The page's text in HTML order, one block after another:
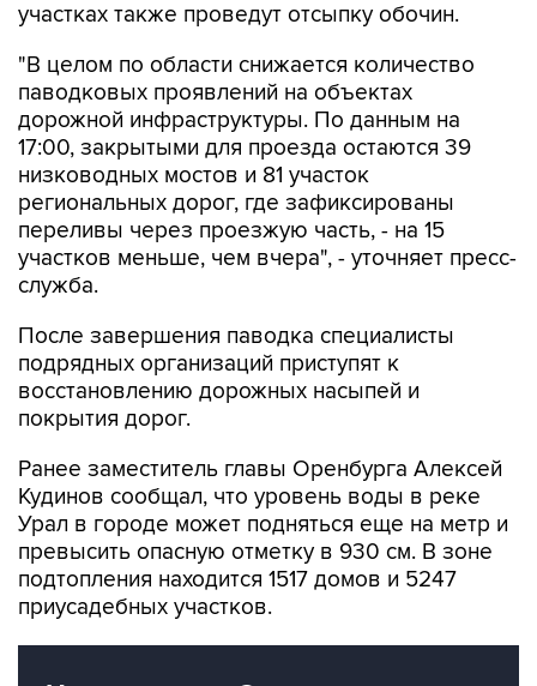
"В целом по области снижается количество
дорожной инфраструктуры. По данным на
17:00, закрытыми для проезда остаются 39
низководных мостов и 81 участок
региональных дорог, где зафиксированы
переливы через проезжую часть, - на 15
участков меньше, чем вчера", - уточняет пресс-
служба.
После завершения паводка специалисты
восстановлению дорожных насыпей и
покрытия дорог.
Ранее заместитель главы Оренбурга Алексей
Урал в городе может подняться еще на метр и
превысить опасную отметку в 930 см. В зоне
подтопления находится 1517 домов и 5247
приусадебных участков.
Наводнение в Орске